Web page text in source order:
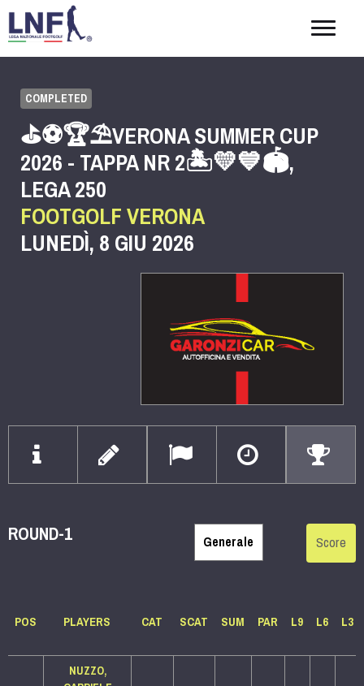
COMPLETED
⛳⚽🏆⛱️VERONA SUMMER CUP
2026 - TAPPA NR 2🏝️💛💙🏟️,
LEGA 250
FOOTGOLF VERONA
LUNEDÌ, 8 GIU 2026
ROUND-1 Score
POS PLAYERS CAT SCAT SUM PAR L9 L6 L3
NUZZO,